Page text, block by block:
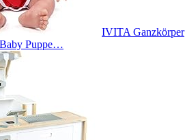
IVITA Ganzkörper
Puppe…